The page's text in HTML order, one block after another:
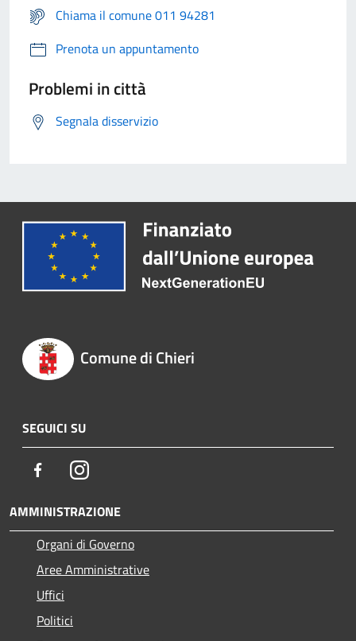
Chiama il comune 011 94281
Prenota un appuntamento
Problemi in città
Segnala disservizio
Comune di Chieri
SEGUICI SU
FacebookInstagram
AMMINISTRAZIONE
Organi di Governo
Aree Amministrative
Uffici
Politici